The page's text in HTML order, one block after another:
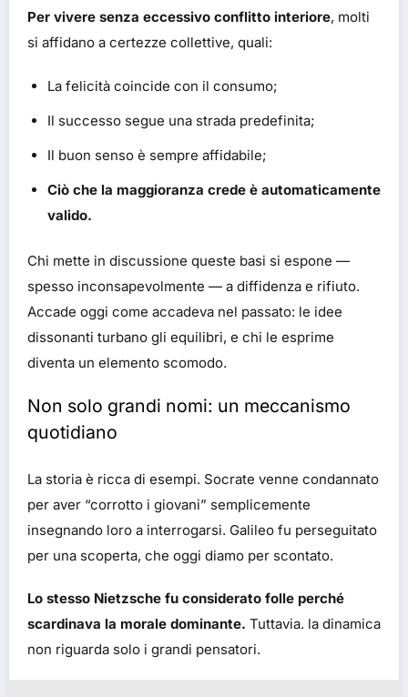
Per vivere senza eccessivo conflitto interiore, molti
si affidano a certezze collettive, quali:
La felicità coincide con il consumo;
Il successo segue una strada predefinita;
Il buon senso è sempre affidabile;
Ciò che la maggioranza crede è automaticamente
valido.
Chi mette in discussione queste basi si espone —
spesso inconsapevolmente — a diffidenza e rifiuto.
Accade oggi come accadeva nel passato: le idee
dissonanti turbano gli equilibri, e chi le esprime
diventa un elemento scomodo.
Non solo grandi nomi: un meccanismo
quotidiano
La storia è ricca di esempi. Socrate venne condannato
per aver “corrotto i giovani” semplicemente
insegnando loro a interrogarsi. Galileo fu perseguitato
per una scoperta, che oggi diamo per scontato.
Lo stesso Nietzsche fu considerato folle perché
scardinava la morale dominante. Tuttavia. la dinamica
non riguarda solo i grandi pensatori.